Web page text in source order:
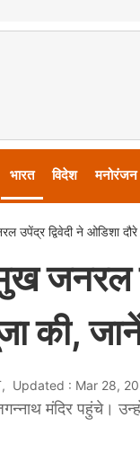
भारत विदेश मनोरंजन
उपेंद्र द्विवेदी ने ओडिशा
जनरल
की,
Updated : Mar 28,
मंदिर पहुंचे।